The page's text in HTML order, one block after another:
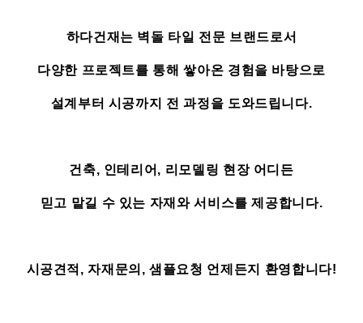
하다건재는 벽돌 타일 전문 브랜드로서
다양한 프로젝트를 통해 쌓아온 경험을 바탕으로
설계부터 시공까지 전 과정을 도와드립니다.
건축, 인테리어, 리모델링 현장 어디든
믿고 맡길 수 있는 자재와 서비스를 제공합니다.
시공견적, 자재문의, 샘플요청 언제든지 환영합니다!